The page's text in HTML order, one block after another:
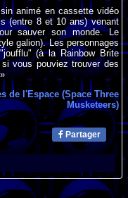
animé en cassette vidéo
(entre 8 et 10 ans) venant
sauver son monde. Le
galion). Les personnages
(à la Rainbow Brite
vous pouviez trouver des
de l'Espace (Space Three
Musketeers)
Partager